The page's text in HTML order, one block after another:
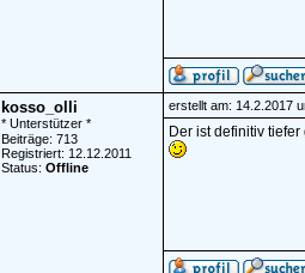
kosso_olli
* Unterstützer *
Beiträge: 713
Registriert: 12.12.2011
Status: Offline
erstellt am: 14.2.2017
Der ist definitiv